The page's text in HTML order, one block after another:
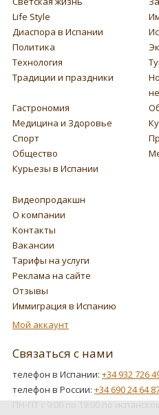
Life Style
Диаспора в Испании
Политика
Технология
Традиции и праздники
Гастрономия
Медицина и Здоровье
Спорт
Общество
Курьезы в Испании
Видеопродакшн
О компании
Контакты
Вакансии
Тарифы на услуги
Реклама на сайте
Отзывы
Иммиграция в Испанию
Мой аккаунт
Связаться с нами
телефон в Испании: +34 932 726
телефон в России: +34 690 24 64
ПН-ПТ с 9:00 по 19:00 по